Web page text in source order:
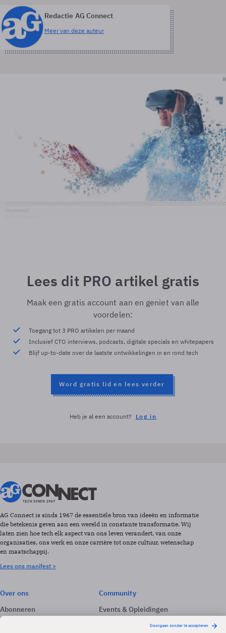
Redactie AG Connect
Meer van deze auteur
Lees dit PRO artikel gratis
Maak een gratis account aan en geniet van alle
voordelen:
Toegang tot 3 PRO artikelen per maand
Inclusief CTO interviews, podcasts, digitale specials en whitepapers
Blijf up-to-date over de laatste ontwikkelingen in en rond tech
Word gratis lid en lees verder
Heb je al een account? Log in
AG Connect is sinds 1967 de essentiële bron van ideeën en informatie
die betekenis geven aan een wereld in constante transformatie. Wij
laten zien hoe tech elk aspect van ons leven verandert, van onze
organisaties, ons werk en onze carrière tot onze cultuur, wetenschap
en maatschappij.
Lees ons manifest >
Over ons
Abonneren
Adverteren
Community
Events & Opleidingen